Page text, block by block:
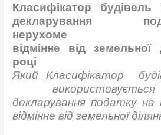
Класифікатор будівель
декларування
нерухоме
відмінне
від земельної
році
Який
Класифікатор
використовується
декларування податку на
відмінне від земельної